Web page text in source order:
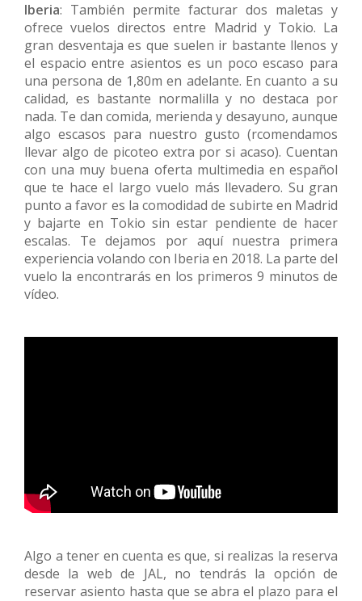
Iberia: También permite facturar dos maletas y
ofrece vuelos directos entre Madrid y Tokio. La
gran desventaja es que suelen ir bastante llenos y
el espacio entre asientos es un poco escaso para
una persona de 1,80m en adelante. En cuanto a su
calidad, es bastante normalilla y no destaca por
nada. Te dan comida, merienda y desayuno, aunque
algo escasos para nuestro gusto (rcomendamos
llevar algo de picoteo extra por si acaso). Cuentan
con una muy buena oferta multimedia en español
que te hace el largo vuelo más llevadero. Su gran
punto a favor es la comodidad de subirte en Madrid
y bajarte en Tokio sin estar pendiente de hacer
escalas. Te dejamos por aquí nuestra primera
experiencia volando con Iberia en 2018. La parte del
vuelo la encontrarás en los primeros 9 minutos de
vídeo.
Algo a tener en cuenta es que, si realizas la reserva
desde la web de JAL, no tendrás la opción de
reservar asiento hasta que se abra el plazo para el